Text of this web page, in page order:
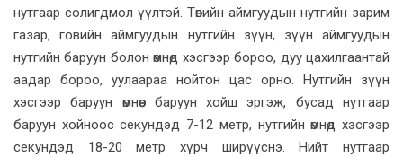
нутгаар солигдмол үүлтэй. Төвийн аймгуудын нутгийн зарим
газар, говийн аймгуудын нутгийн зүүн, зүүн аймгуудын
нутгийн баруун болон өмнөд хэсгээр бороо, дуу цахилгаантай
аадар бороо, уулаараа нойтон цас орно. Нутгийн зүүн
хэсгээр баруун өмнөөс баруун хойш эргэж, бусад нутгаар
баруун хойноос секундэд 7-12 метр, нутгийн өмнөд хэсгээр
секундэд 18-20 метр хүрч ширүүснэ. Нийт нутгаар